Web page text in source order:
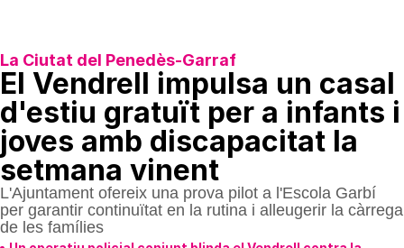
La Ciutat del Penedès-Garraf
El Vendrell impulsa un casal
d'estiu gratuït per a infants i
joves amb discapacitat la
setmana vinent
L'Ajuntament ofereix una prova pilot a l'Escola Garbí
per garantir continuïtat en la rutina i alleugerir la càrrega
de les famílies